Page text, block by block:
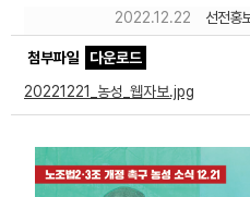
2022.12.22 선전홍
첨부파일
다운로드
20221221_농성_웹자보.jpg
노동상담
자료
부설기관